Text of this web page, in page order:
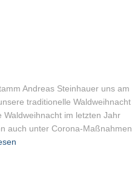
Andreas Steinhauer uns am
traditionelle Waldweihnacht
im letzten Jahr
auch unter Corona-Maßnahmen